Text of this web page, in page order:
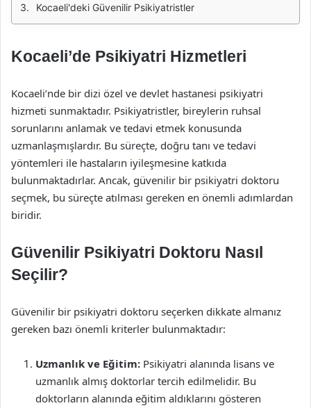
Kocaeli'deki Güvenilir Psikiyatristler
Kocaeli’de Psikiyatri Hizmetleri
Kocaeli’nde bir dizi özel ve devlet hastanesi psikiyatri
hizmeti sunmaktadır. Psikiyatristler, bireylerin ruhsal
sorunlarını anlamak ve tedavi etmek konusunda
uzmanlaşmışlardır. Bu süreçte, doğru tanı ve tedavi
yöntemleri ile hastaların iyileşmesine katkıda
bulunmaktadırlar. Ancak, güvenilir bir psikiyatri doktoru
seçmek, bu süreçte atılması gereken en önemli adımlardan
biridir.
Güvenilir Psikiyatri Doktoru Nasıl
Seçilir?
Güvenilir bir psikiyatri doktoru seçerken dikkate almanız
gereken bazı önemli kriterler bulunmaktadır:
Uzmanlık ve Eğitim: Psikiyatri alanında lisans ve
uzmanlık almış doktorlar tercih edilmelidir. Bu
doktorların alanında eğitim aldıklarını gösteren